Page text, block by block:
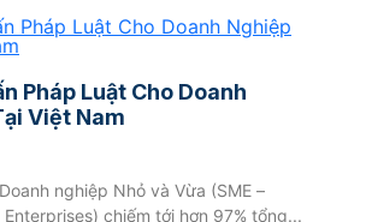
Pháp Luật Cho Doanh
Việt Nam
nghiệp Nhỏ và Vừa (SME –
chiếm tới hơn 97% tổng...